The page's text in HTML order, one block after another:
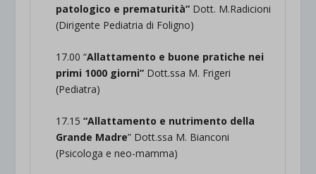
patologico e prematurità” Dott. M.Radicioni
(Dirigente Pediatria di Foligno)
17.00 “Allattamento e buone pratiche nei
primi 1000 giorni” Dott.ssa M. Frigeri
(Pediatra)
17.15“Allattamento e nutrimento della
Grande Madre” Dott.ssa M. Bianconi
(Psicologa e neo-mamma)